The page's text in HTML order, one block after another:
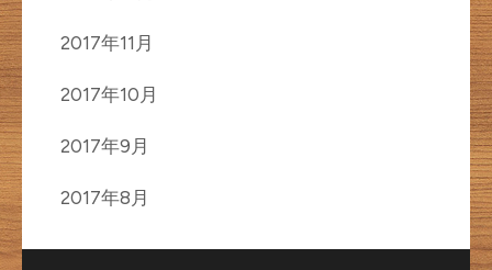
2017年11月
2017年10月
2017年9月
2017年8月